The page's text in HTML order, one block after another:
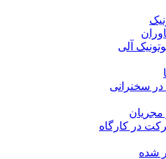
آلی
سخنرانی
در کارگاه